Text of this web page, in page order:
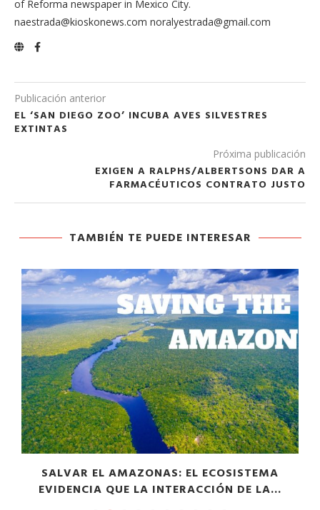
of Reforma newspaper in Mexico City.
naestrada@kioskonews.com noralyestrada@gmail.com
Publicación anterior
EL ‘SAN DIEGO ZOO’ INCUBA AVES SILVESTRES
EXTINTAS
Próxima publicación
EXIGEN A RALPHS/ALBERTSONS DAR A
FARMACÉUTICOS CONTRATO JUSTO
TAMBIÉN TE PUEDE INTERESAR
SALVAR EL AMAZONAS: EL ECOSISTEMA
EVIDENCIA QUE LA INTERACCIÓN DE LA...